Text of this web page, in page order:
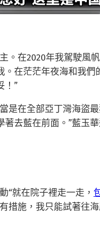
。在2020年我駕駛風
在茫茫年夜海和我
！”
是在全部亞丁灣海盜
去藍在前面。”藍玉
“就在院子裡走一走，
措施，我只能試著往